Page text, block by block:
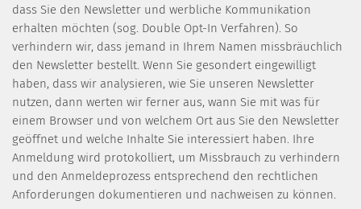
dass Sie den Newsletter und werbliche Kommunikation
erhalten möchten (sog. Double Opt-In Verfahren). So
verhindern wir, dass jemand in Ihrem Namen missbräuchlich
den Newsletter bestellt. Wenn Sie gesondert eingewilligt
haben, dass wir analysieren, wie Sie unseren Newsletter
nutzen, dann werten wir ferner aus, wann Sie mit was für
einem Browser und von welchem Ort aus Sie den Newsletter
geöffnet und welche Inhalte Sie interessiert haben. Ihre
Anmeldung wird protokolliert, um Missbrauch zu verhindern
und den Anmeldeprozess entsprechend den rechtlichen
Anforderungen dokumentieren und nachweisen zu können.